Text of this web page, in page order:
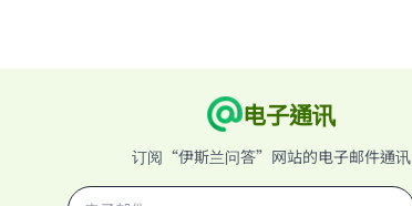
电子通讯
订阅“伊斯兰问答”网站的电子邮件通讯